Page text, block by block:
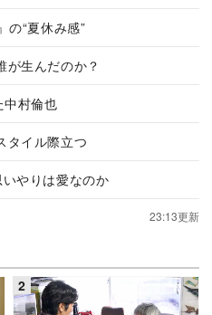
の“夏休み感”
が生んだのか？
中村倫也
タイル際立つ
いやりは愛なのか
23:13更新